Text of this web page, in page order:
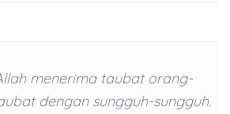
menerima taubat orang-
dengan sungguh-sungguh.